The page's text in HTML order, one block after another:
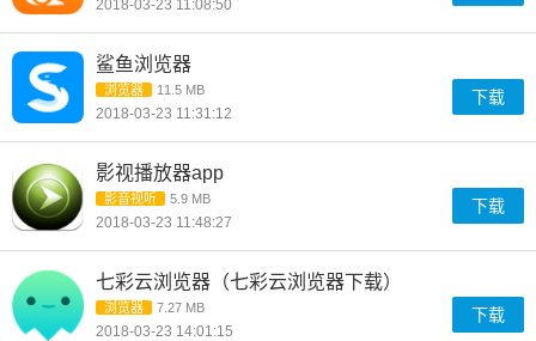
2018-03-23 11:08:50
鲨鱼浏览器
浏览器 11.5 MB
2018-03-23 11:31:12
下载
影视播放器app
影音视听 5.9 MB
2018-03-23 11:48:27
下载
七彩云浏览器（七彩云浏览器下载）
浏览器 7.27 MB
2018-03-23 14:01:15
下载